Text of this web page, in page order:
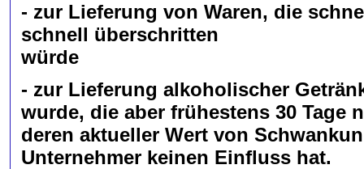
- zur Lieferung von Waren, die
schnell überschritten
würde
- zur Lieferung alkoholischer
wurde, die aber frühestens 30 Tage
deren aktueller Wert von
Unternehmer keinen Einfluss hat.